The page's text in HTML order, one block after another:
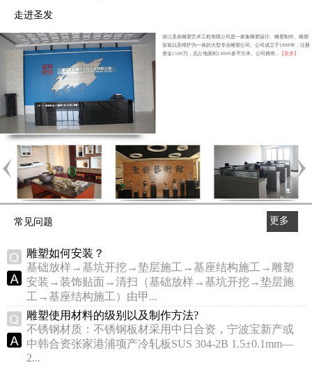
走进圣发
浙江圣发雕塑艺术工程有限公司是一家集雕塑设计、雕塑制作、雕塑
安装以及维护为一体的大型专业雕塑公司。公司成立于1998年，注册
资金1100万，总占地面积13000多平方米。公司拥有...
【更多】
常见问题
更多
雕塑如何安装？
基础放样→基坑开挖→垫层施工→基座结构施工→雕塑
安装→装饰贴面→清扫（基础放样→基坑开挖→垫层施
工→基座结构施工）由甲...
雕塑使用材料的级别以及制作方法?
不锈钢材质：不锈钢板材采用中日合资，宁波宝新产或
中韩合资张家港浦项产冷轧板SUS 304-2B 1.5±0.1mm—
2...